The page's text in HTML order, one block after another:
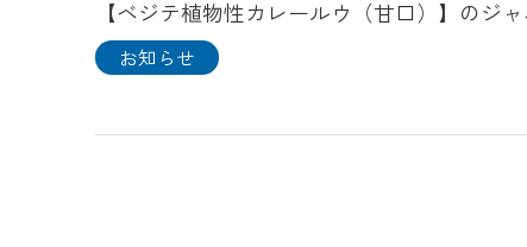
【ベジテ植物性カレールウ（甘口）】のジ
お知らせ